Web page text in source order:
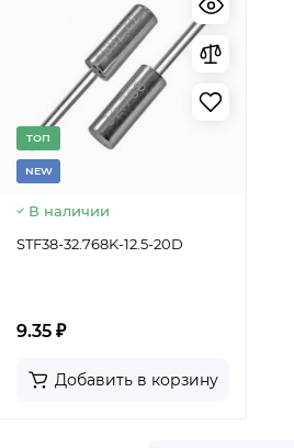
TОП
NEW
В наличии
STF38-32.768K-12.5-20D
9.35 ₽
Добавить в корзину